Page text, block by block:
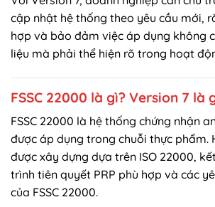
cập nhật hệ thống theo yêu cầu mới,
hợp và bảo đảm việc áp dụng không
liệu mà phải thể hiện rõ trong hoạt
FSSC 22000 là gì? Version 7 là
FSSC 22000 là hệ thống chứng nhận
được áp dụng trong chuỗi thực phẩm.
được xây dựng dựa trên ISO 22000,
trình tiên quyết PRP phù hợp và các
của FSSC 22000.